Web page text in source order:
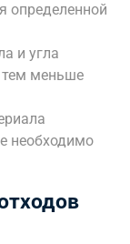
определенной
и угла
меньше
необходимо